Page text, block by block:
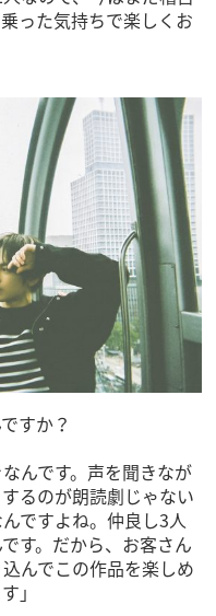
った気持ちで楽しくお
すか？
んです。声を聞きなが
るのが朗読劇じゃない
ですよね。仲良し3人
す。だから、お客さん
んでこの作品を楽しめ
」